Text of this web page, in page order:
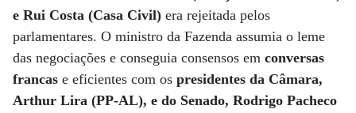
e Rui Costa (Casa Civil) era rejeitada pelos
parlamentares. O ministro da Fazenda assumia o leme
das negociações e conseguia consensos em conversas
francas e eficientes com os presidentes da Câmara,
Arthur Lira (PP-AL), e do Senado, Rodrigo Pacheco